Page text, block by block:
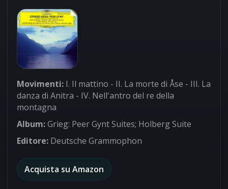
Movimenti: I. Il mattino - II. La morte di Åse - III. La
danza di Anitra - IV. Nell'antro del re della
montagna
Album:Grieg: Peer Gynt Suites; Holberg Suite
Editore: Deutsche Grammophon
Acquista su Amazon